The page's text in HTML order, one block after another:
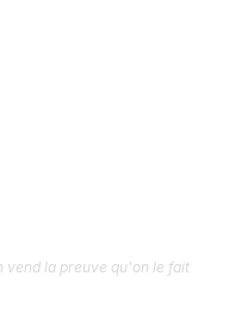
vend la preuve qu'on le fait